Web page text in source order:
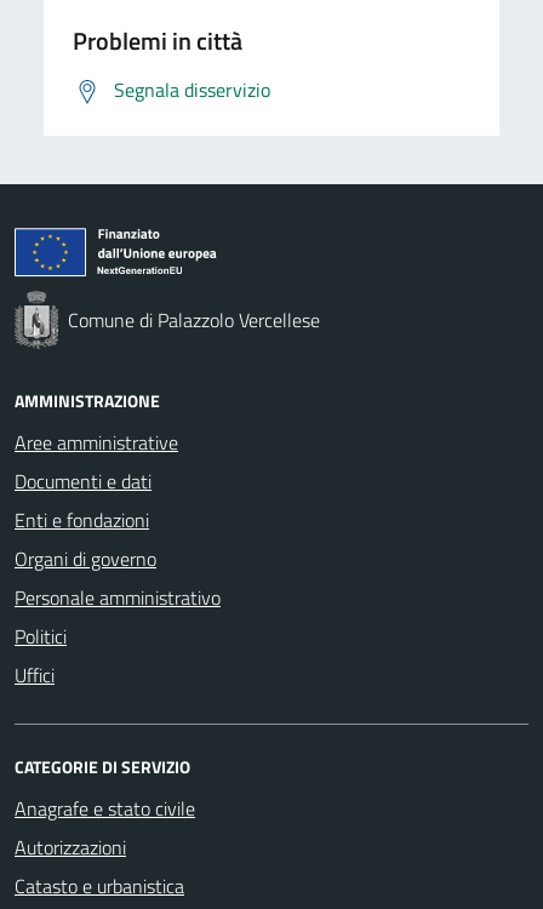
Problemi in città
Segnala disservizio
Comune di Palazzolo Vercellese
AMMINISTRAZIONE
Aree amministrative
Documenti e dati
Enti e fondazioni
Organi di governo
Personale amministrativo
Politici
Uffici
CATEGORIE DI SERVIZIO
Anagrafe e stato civile
Autorizzazioni
Catasto e urbanistica